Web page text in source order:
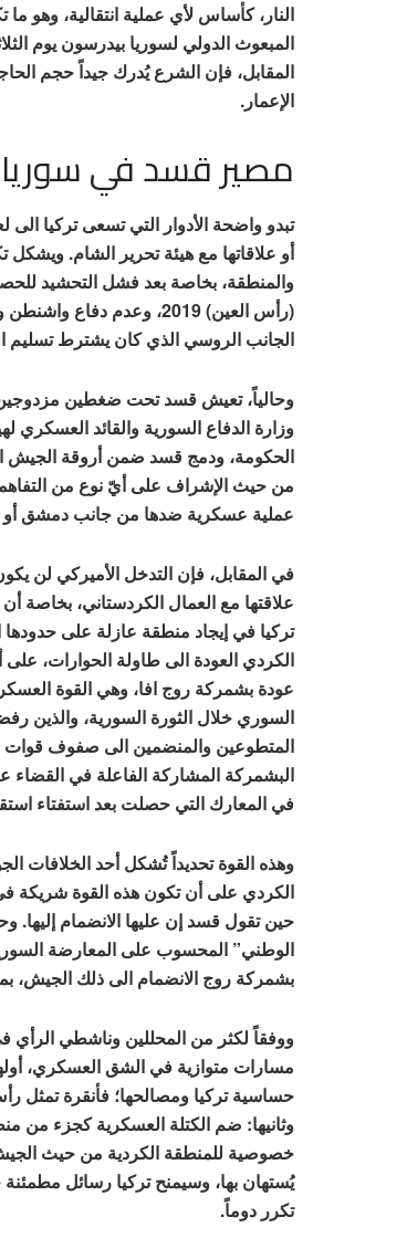
النار، كأساس لأي عملية انتقالية، وهو
المقابل، فإن الشرع يُدرك جيداً حجم
الإعمار.
مصير قسد في سوريا
تبدو واضحة الأدوار التي تسعى تركيا
أو علاقاتها مع هيئة تحرير الشام.
(رأس العين) 2019، وعدم
الجانب الروسي الذي كان يشترط تسليم
وحالياً، تعيش قسد تحت ضغطين مزدوجين،
وزارة الدفاع السورية والقائد
الحكومة، ودمج قسد ضمن أروقة الجيش
من حيث الإشراف على أيّ نوع من
عملية عسكرية ضدها من جانب دمشق أو
في المقابل، فإن التدخل الأميركي لن
علاقتها مع العمال الكردستاني،
تركيا في إيجاد منطقة عازلة على حدودها
الكردي العودة الى طاولة الحوارات،
عودة بشمركة روج افا، وهي القوة
السوري خلال الثورة السورية، والذين
المتطوعين والمنضمين الى صفوف قوات
البشمركة المشاركة الفاعلة في
في المعارك التي حصلت بعد استفتاء
وهذه القوة تحديداً تُشكل أحد الخلافات
الكردي على أن تكون هذه القوة شريكة
حين تقول قسد إن عليها الانضمام
الوطني” المحسوب على المعارضة
بشمركة روج الانضمام الى ذلك الجيش،
ووفقاً لكثر من المحللين وناشطي الرأي
مسارات متوازية في الشق العسكري،
حساسية تركيا ومصالحها؛ فأنقرة تمثل
وثانيها: ضم الكتلة العسكرية كجزء من
خصوصية للمنطقة الكردية من حيث
يُستهان بها، وسيمنح تركيا رسائل
تكرر دوماً.